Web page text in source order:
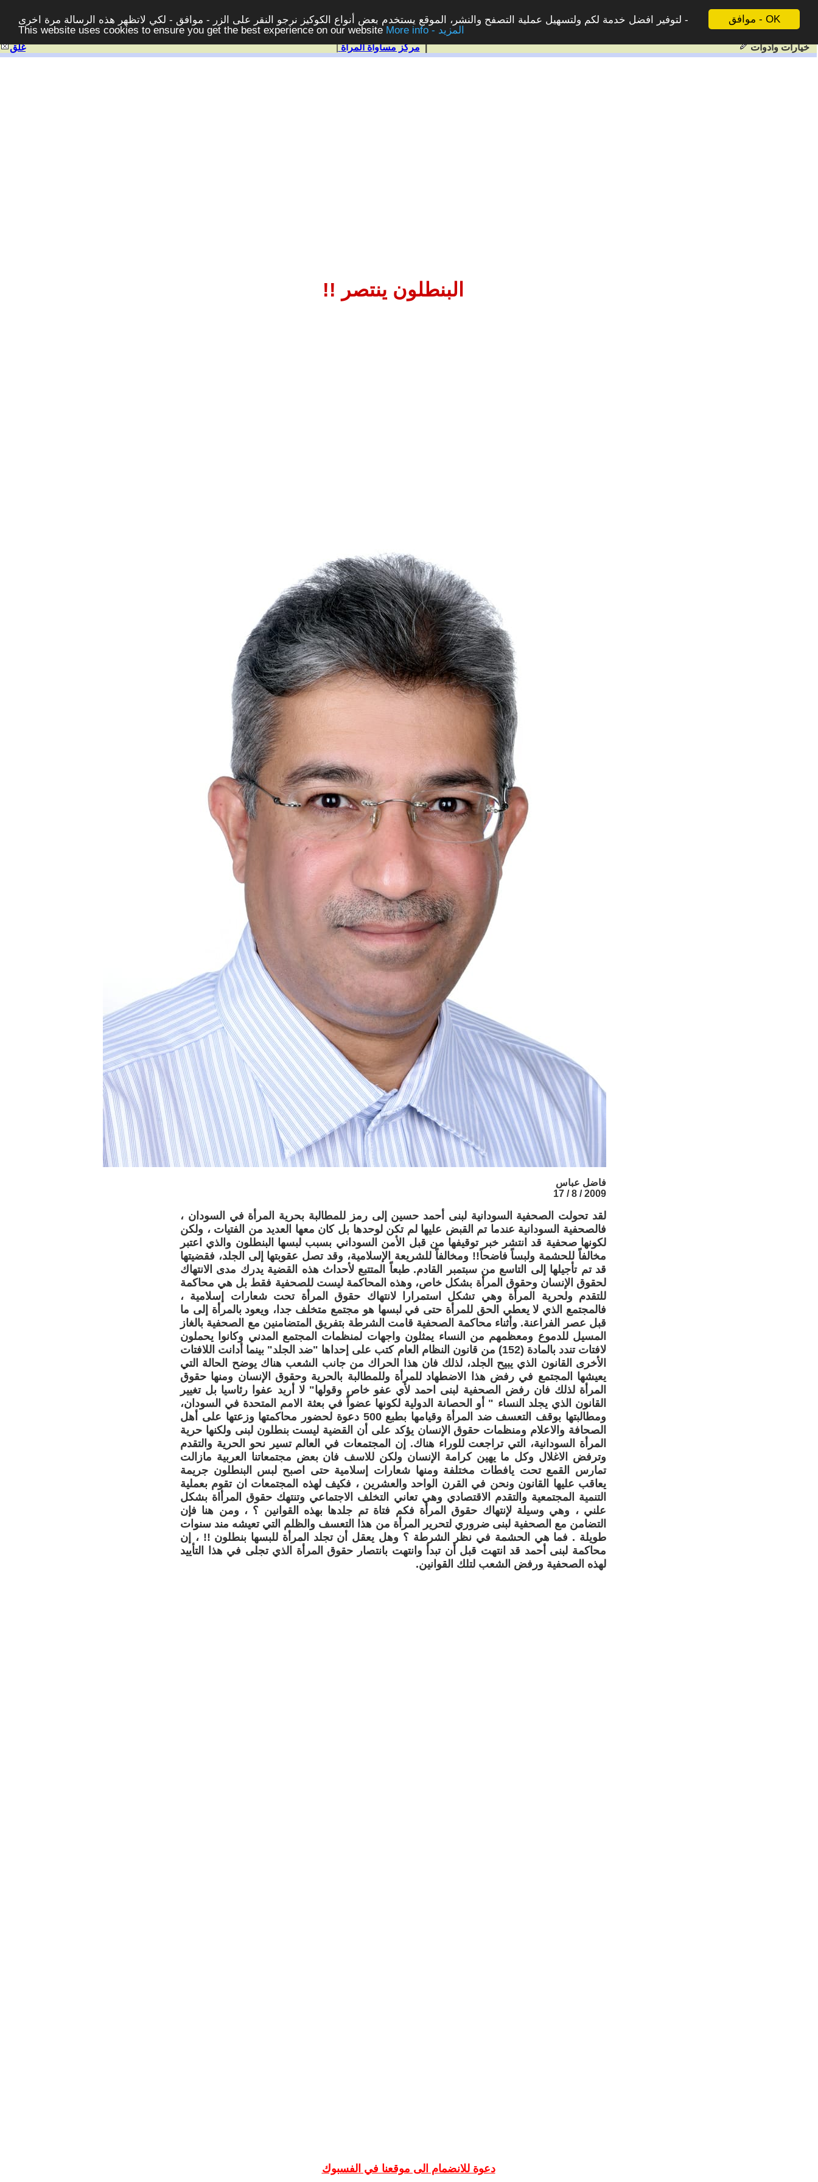
موافق - OK
لتوفير افضل خدمة لكم ولتسهيل عملية التصفح والنشر، الموقع يستخدم بعض أنواع الكوكيز نرجو النقر على الزر - موافق - لكي لاتظهر هذه الرسالة مرة اخرى -
This website uses cookies to ensure you get the best experience on our website
More info - المزيد
غلق | مركز مساواة المرأة| خيارات وادوات
البنطلون ينتصر !!
فاضل عباس
2009 / 8 / 17
لقد تحولت الصحفية السودانية لبنى أحمد حسين إلى رمز للمطالبة بحرية المرأة في السودان ،
فالصحفية السودانية عندما تم القبض عليها لم تكن لوحدها بل كان معها العديد من الفتيات ، ولكن
لكونها صحفية قد انتشر خبر توقيفها من قبل الأمن السوداني بسبب لبسها البنطلون والذي اعتبر
مخالفاً للحشمة ولبساً فاضحاً!! ومخالفاً للشريعة الإسلامية، وقد تصل عقوبتها إلى الجلد، فقضيتها
قد تم تأجيلها إلى التاسع من سبتمبر القادم. طبعاً المتتبع لأحداث هذه القضية يدرك مدى الانتهاك
لحقوق الإنسان وحقوق المرأة بشكل خاص، وهذه المحاكمة ليست للصحفية فقط بل هي محاكمة
للتقدم ولحرية المرأة وهي تشكل استمرارا لانتهاك حقوق المرأة تحت شعارات إسلامية ،
فالمجتمع الذي لا يعطي الحق للمرأة حتى في لبسها هو مجتمع متخلف جدا، ويعود بالمرأة إلى ما
قبل عصر الفراعنة. وأثناء محاكمة الصحفية قامت الشرطة بتفريق المتضامنين مع الصحفية بالغاز
المسيل للدموع ومعظمهم من النساء يمثلون واجهات لمنظمات المجتمع المدني وكانوا يحملون
لافتات تندد بالمادة (152) من قانون النظام العام كتب على إحداها "ضد الجلد" بينما أدانت اللافتات
الأخرى القانون الذي يبيح الجلد، لذلك فان هذا الحراك من جانب الشعب هناك يوضح الحالة التي
يعيشها المجتمع في رفض هذا الاضطهاد للمرأة وللمطالبة بالحرية وحقوق الإنسان ومنها حقوق
المرأة لذلك فان رفض الصحفية لبنى احمد لأي عفو خاص وقولها" لا أريد عفوا رئاسيا بل تغيير
القانون الذي يجلد النساء " أو الحصانة الدولية لكونها عضواً في بعثة الامم المتحدة في السودان،
ومطالبتها بوقف التعسف ضد المرأة وقيامها بطبع 500 دعوة لحضور محاكمتها وزعتها على أهل
الصحافة والاعلام ومنظمات حقوق الإنسان يؤكد على أن القضية ليست بنطلون لبنى ولكنها حرية
المرأة السودانية، التي تراجعت للوراء هناك. إن المجتمعات في العالم تسير نحو الحرية والتقدم
وترفض الاغلال وكل ما يهين كرامة الإنسان ولكن للاسف فان بعض مجتمعاتنا العربية مازالت
تمارس القمع تحت يافطات مختلفة ومنها شعارات إسلامية حتى اصبح لبس البنطلون جريمة
يعاقب عليها القانون ونحن في القرن الواحد والعشرين ، فكيف لهذه المجتمعات ان تقوم بعملية
التنمية المجتمعية والتقدم الاقتصادي وهي تعاني التخلف الاجتماعي وتنتهك حقوق المرأاة بشكل
علني ، وهي وسيلة لإنتهاك حقوق المرأة فكم فتاة تم جلدها بهذه القوانين ؟ ، ومن هنا فإن
التضامن مع الصحفية لبنى ضروري لتحرير المرأة من هذا التعسف والظلم التي تعيشه مند سنوات
طويلة . فما هي الحشمة في نظر الشرطة ؟ وهل يعقل أن تجلد المرأة للبسها بنطلون !! ، إن
محاكمة لبنى أحمد قد انتهت قبل أن تبدأ وانتهت بانتصار حقوق المرأة الذي تجلى في هذا التأييد
لهذه الصحفية ورفض الشعب لتلك القوانين.
دعوة للانضمام الى موقعنا في الفسبوك